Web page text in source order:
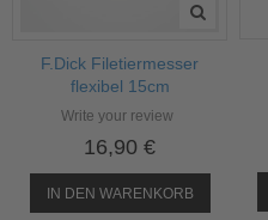
F.Dick Filetiermesser
flexibel 15cm
Write your review
16,90 €
IN DEN WARENKORB